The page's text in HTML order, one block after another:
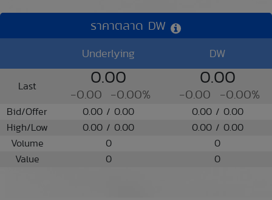
ราคาตลาด DW
Underlying DW
Last 0.00
-0.00 -0.00%
0.00
-0.00 -0.00%
Bid/Offer 0.00 / 0.00
0.00 / 0.00
High/Low
0.00 / 0.00
0.00 / 0.00
Volume
0
0
Value
0 0